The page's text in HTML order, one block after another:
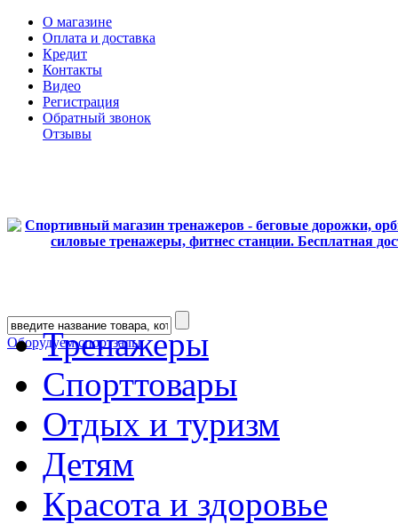
О магазине
Оплата и доставка
Кредит
Контакты
Видео
Регистрация
Обратный звонок
Отзывы
Оборудуем спортзалы
Тренажеры
Спорттовары
Отдых и туризм
Детям
Красота и здоровье